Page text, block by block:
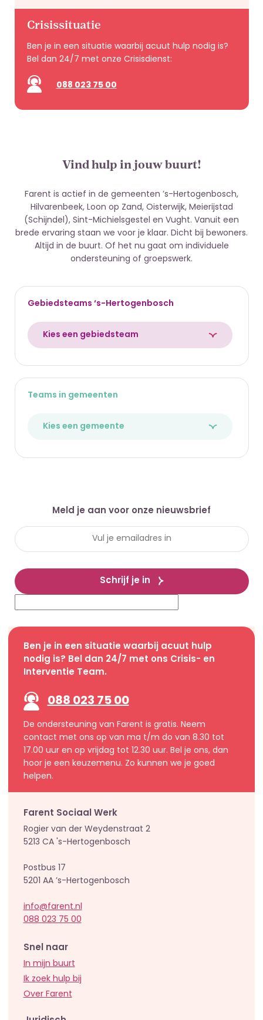
Crisissituatie
Ben je in een situatie waarbij acuut hulp nodig is?
Bel dan 24/7 met onze Crisisdienst:
088 023 75 00
Vind hulp in jouw buurt!
Farent is actief in de gemeenten ’s-Hertogenbosch,
Hilvarenbeek, Loon op Zand, Oisterwijk, Meierijstad
(Schijndel), Sint-Michielsgestel en Vught. Vanuit een
brede ervaring staan we voor je klaar. Dicht bij bewoners.
Altijd in de buurt. Of het nu gaat om individuele
ondersteuning of groepswerk.
Gebiedsteams ‘s-Hertogenbosch
Kies een gebiedsteam
Teams in gemeenten
Kies een gemeente
Meld je aan voor onze nieuwsbrief
Schrijf je in
Ben je in een situatie waarbij acuut hulp
nodig is? Bel dan 24/7 met ons Crisis- en
Interventie Team.
088 023 75 00
De ondersteuning van Farent is gratis. Neem
contact met ons op van ma t/m do van 8.30 tot
17.00 uur en op vrijdag tot 12.30 uur. Bel je ons, dan
hoor je een keuzemenu. Zo kunnen we je goed
helpen.
Farent Sociaal Werk
Rogier van der Weydenstraat 2
5213 CA 's-Hertogenbosch
Postbus 17
5201 AA ’s-Hertogenbosch
info@farent.nl
088 023 75 00
Snel naar
In mijn buurt
Ik zoek hulp bij
Over Farent